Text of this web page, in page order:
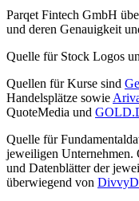
Parqet Fintech GmbH
und deren Genauigkeit
Quelle für Stock Logos
Quellen für Kurse sind
Handelsplätze sowie
QuoteMedia und
Quelle für
jeweiligen Unternehmen.
und Datenblätter der
überwiegend von